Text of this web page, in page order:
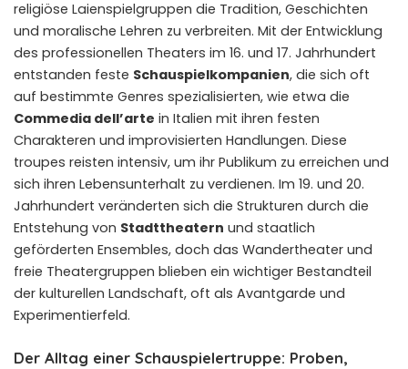
religiöse Laienspielgruppen die Tradition, Geschichten
und moralische Lehren zu verbreiten. Mit der Entwicklung
des professionellen Theaters im 16. und 17. Jahrhundert
entstanden feste Schauspielkompanien, die sich oft
auf bestimmte Genres spezialisierten, wie etwa die
Commedia dell’arte in Italien mit ihren festen
Charakteren und improvisierten Handlungen. Diese
troupes reisten intensiv, um ihr Publikum zu erreichen und
sich ihren Lebensunterhalt zu verdienen. Im 19. und 20.
Jahrhundert veränderten sich die Strukturen durch die
Entstehung von Stadttheatern und staatlich
geförderten Ensembles, doch das Wandertheater und
freie Theatergruppen blieben ein wichtiger Bestandteil
der kulturellen Landschaft, oft als Avantgarde und
Experimentierfeld.
Der Alltag einer Schauspielertruppe: Proben,